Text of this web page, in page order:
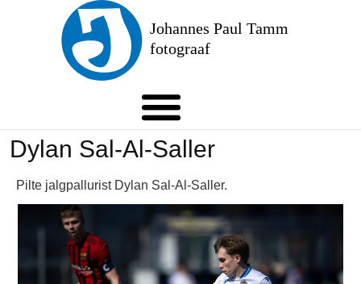
Mobile Menu Toggle
Dylan Sal-Al-Saller
Pilte jalgpallurist Dylan Sal-Al-Saller.